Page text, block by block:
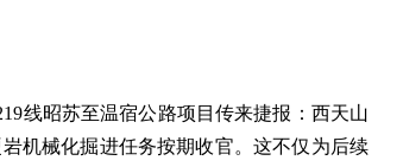
线昭苏至温宿公路项目传来捷报：西天山
机械化掘进任务按期收官。这不仅为后续